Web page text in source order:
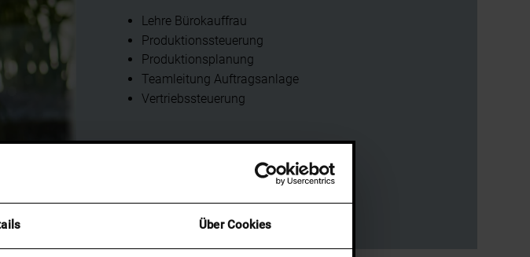
Über Cookies
Lehre Bürokauffrau
Produktionssteuerung
Produktionsplanung
Teamleitung Auftragsanlage
Vertriebssteuerung